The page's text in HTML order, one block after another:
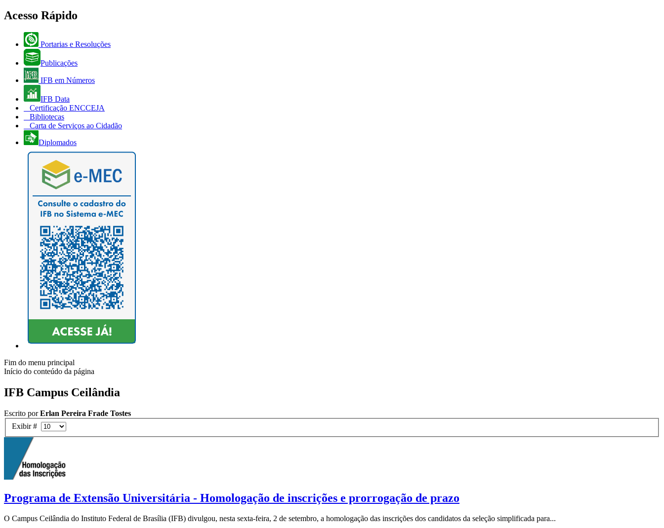
Acesso Rápido
Portarias e Resoluções
Publicações
IFB em Números
IFB Data
Certificação ENCCEJA
Bibliotecas
Carta de Serviços ao Cidadão
Diplomados
Fim do menu principal
Início do conteúdo da página
IFB Campus Ceilândia
Escrito porErlan Pereira Frade Tostes
Exibir #
Programa de Extensão Universitária - Homologação de inscrições e prorrogação de prazo
O Campus Ceilândia do Instituto Federal de Brasília (IFB) divulgou, nesta sexta-feira, 2 de setembro, a homologação das inscrições dos candidatos da seleção simplificada para...